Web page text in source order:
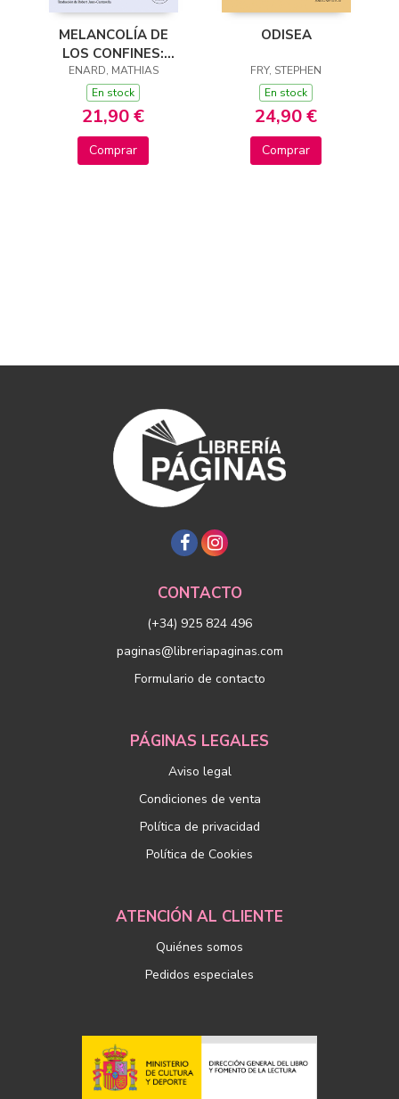
MELANCOLÍA DE
LOS CONFINES:
NORTE
ENARD, MATHIAS
En stock
21,90 €
Comprar
ODISEA
FRY, STEPHEN
En stock
24,90 €
Comprar
CONTACTO
(+34) 925 824 496
paginas@libreriapaginas.com
Formulario de contacto
PÁGINAS LEGALES
Aviso legal
Condiciones de venta
Política de privacidad
Política de Cookies
ATENCIÓN AL CLIENTE
Quiénes somos
Pedidos especiales